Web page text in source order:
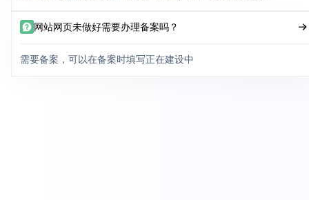
网站网页未做好需要办理备案吗？
需要备案，可以在备案时填写正在建设中